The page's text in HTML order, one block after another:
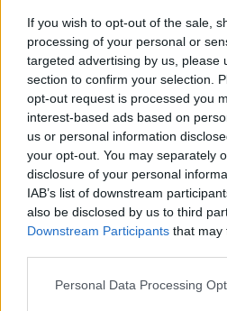
If you wish to opt-out of the sale,
processing of your personal or
targeted advertising by us, please
section to confirm your selection.
opt-out request is processed you
interest-based ads based on
us or personal information
your opt-out. You may separately
disclosure of your personal
IAB’s list of downstream
also be disclosed by us to third
Downstream Participants that may
Personal Data Processing
Natasha Rothwell w serialu "Biały
HBO
W tej roli znów wystąpiła
umrzeć w samotności"),
szansę na to, by powrócić
optymizmu. Powtarzającym
sezonie jest to, że żadna z